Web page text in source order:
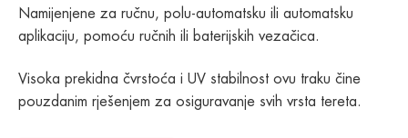
Namijenjene za ručnu, polu-automatsku ili automatsku
aplikaciju, pomoću ručnih ili baterijskih vezačica.
Visoka prekidna čvrstoća i UV stabilnost ovu traku čine
pouzdanim rješenjem za osiguravanje svih vrsta tereta.